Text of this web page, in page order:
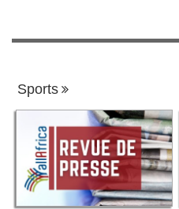
Sports